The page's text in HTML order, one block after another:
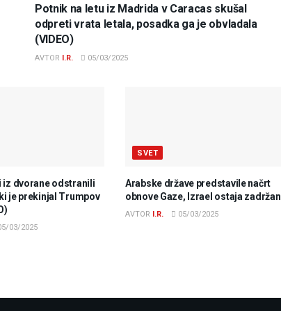
Potnik na letu iz Madrida v Caracas skušal
odpreti vrata letala, posadka ga je obvladala
(VIDEO)
AVTOR I.R. 05/03/2025
iz dvorane odstranili
je prekinjal Trumpov
03/2025
SVET
Arabske države predstavile načrt
obnove Gaze, Izrael ostaja zadržan
AVTOR I.R. 05/03/2025